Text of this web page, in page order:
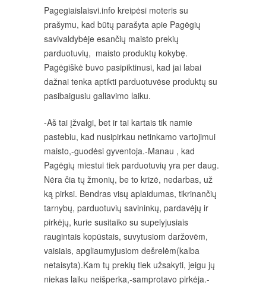
Pagegiaislaisvi.info kreipėsi moteris su
prašymu, kad būtų parašyta apie Pagėgių
savivaldybėje esančių maisto prekių
parduotuvių, maisto produktų kokybę.
Pagėgiškė buvo pasipiktinusi, kad jai labai
dažnai tenka aptikti parduotuvėse produktų su
pasibaigusiu galiavimo laiku.
-Aš tai įžvalgi, bet ir tai kartais tik namie
pastebiu, kad nusipirkau netinkamo vartojimui
maisto,-guodėsi gyventoja.-Manau , kad
Pagėgių miestui tiek parduotuvių yra per daug.
Nėra čia tų žmonių, be to krizė, nedarbas, už
ką pirksi. Bendras visų aplaidumas, tikrinančių
tarnybų, parduotuvių savininkų, pardavėjų ir
pirkėjų, kurie susitaiko su supelyjusiais
raugintais kopūstais, suvytusiom daržovėm,
vaisiais, apgliaumyjusiom dešrelėm(kalba
netaisyta).Kam tų prekių tiek užsakyti, jeigu jų
niekas laiku neišperka,-samprotavo pirkėja.-